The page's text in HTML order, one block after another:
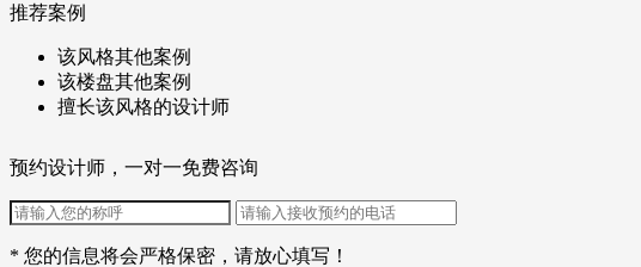
推荐案例
该风格其他案例
该楼盘其他案例
擅长该风格的设计师
预约设计师，一对一免费咨询
* 您的信息将会严格保密，请放心填写！